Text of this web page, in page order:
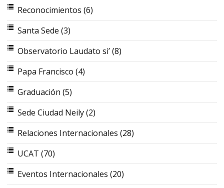
Reconocimientos (6)
Santa Sede (3)
Observatorio Laudato si’(8)
Papa Francisco (4)
Graduación (5)
Sede Ciudad Neily(2)
Relaciones Internacionales (28)
UCAT (70)
Eventos Internacionales (20)